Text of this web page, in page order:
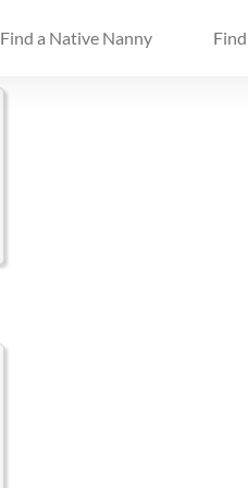
Find a Native Nanny